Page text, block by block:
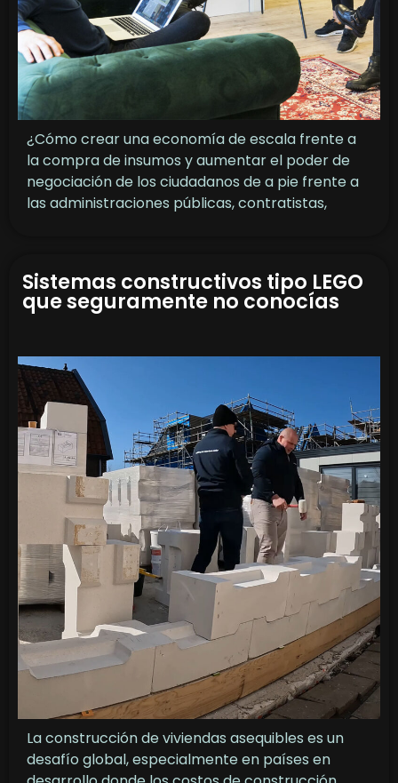
¿Cómo crear una economía de escala frente a
la compra de insumos y aumentar el poder de
negociación de los ciudadanos de a pie frente a
las administraciones públicas, contratistas,
Sistemas constructivos tipo LEGO
que seguramente no conocías
La construcción de viviendas asequibles es un
desafío global, especialmente en países en